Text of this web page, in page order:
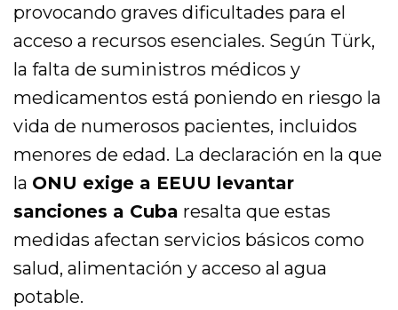
provocando graves dificultades para el
acceso a recursos esenciales. Según Türk,
la falta de suministros médicos y
medicamentos está poniendo en riesgo la
vida de numerosos pacientes, incluidos
menores de edad. La declaración en la que
la ONU exige a EEUU levantar
sanciones a Cuba resalta que estas
medidas afectan servicios básicos como
salud, alimentación y acceso al agua
potable.